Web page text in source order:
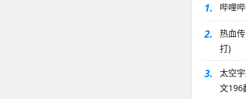
1. 哔哩
2.
热血
打)
3.
太空
文196